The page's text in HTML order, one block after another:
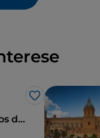
Me gusta
de